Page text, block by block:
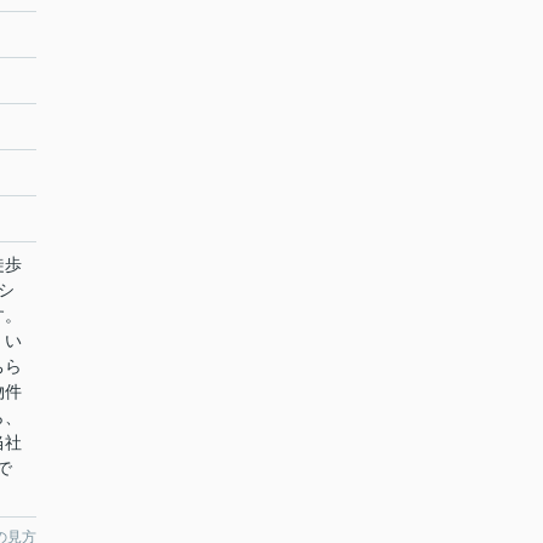
歩
い
件
社
見方